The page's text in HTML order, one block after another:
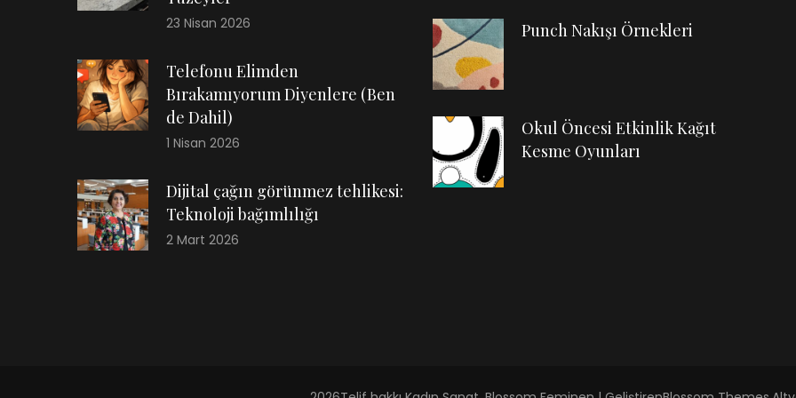
23 Nisan 2026
Telefonu Elimden
Bırakamıyorum Diyenlere (Ben
de Dahil)
1 Nisan 2026
Dijital çağın görünmez tehlikesi:
Teknoloji bağımlılığı
2 Mart 2026
Punch Nakışı Örnekleri
Okul Öncesi Etkinlik Kağıt
Kesme Oyunları